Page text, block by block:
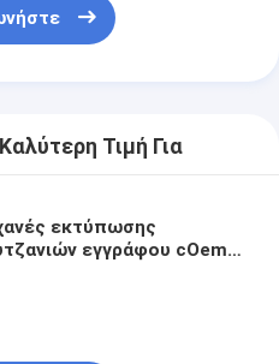
Τιμή Για
εκτύπωσης
εγγράφου cOem